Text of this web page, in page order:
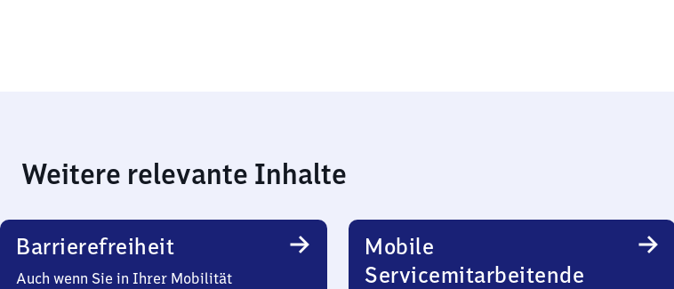
Weitere relevante Inhalte
Barrierefreiheit
Auch wenn Sie in Ihrer Mobilität
Mobile
Servicemitarbeitende